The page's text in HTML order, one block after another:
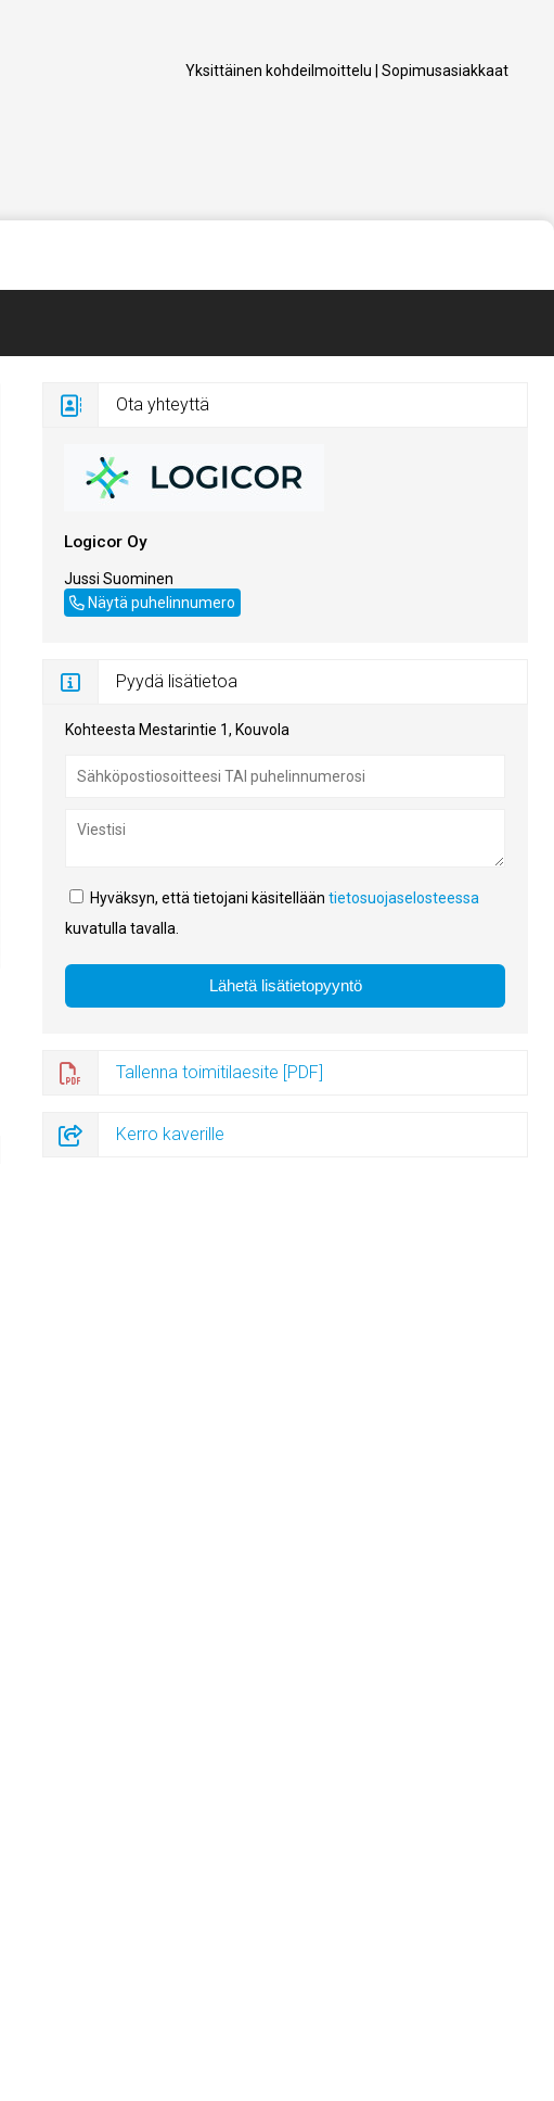
Yksittäinen kohdeilmoittelu Sopimusasiakkaat
Ota yhteyttä
Logicor Oy
Jussi Suominen
Näytä puhelinnumero
+358407509964
Pyydä lisätietoa
Kohteesta Mestarintie 1, Kouvola
Hyväksyn, että tietojani käsitellääntietosuojaselosteessa
kuvatulla tavalla.
Tallenna toimitilaesite [PDF]
Kerro kaverille